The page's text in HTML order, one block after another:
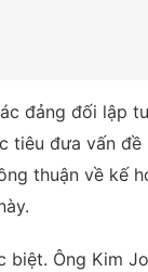
đảng đối lập
tiêu đưa vấn
thuận về kế
biệt. Ông Kim